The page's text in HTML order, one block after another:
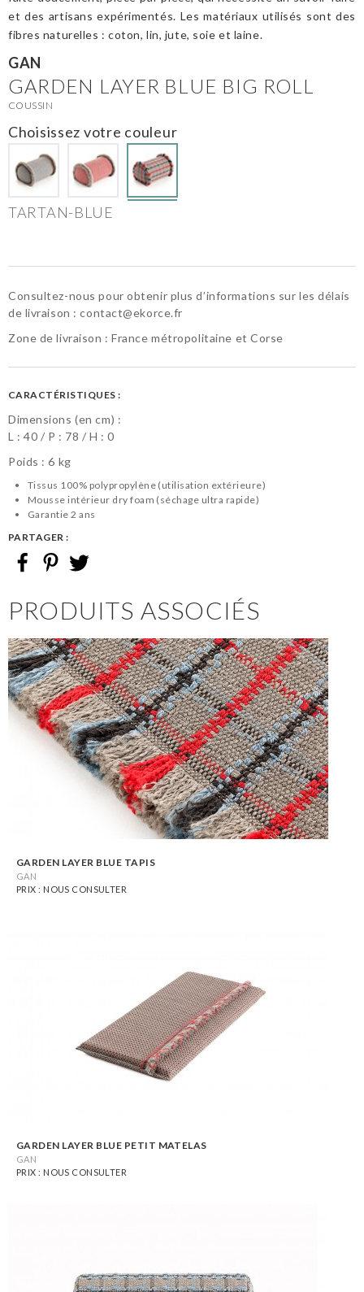
et des artisans expérimentés. Les matériaux utilisés sont des
fibres naturelles : coton, lin, jute, soie et laine.
GARDEN LAYER BLUE BIG ROLL
GAN
COUSSIN
Choisissez votre couleur
TARTAN-BLUE
Consultez-nous pour obtenir plus d’informations sur les délais
de livraison :contact@ekorce.fr
Zone de livraison : France métropolitaine et Corse
CARACTÉRISTIQUES :
Dimensions (en cm) :
L :40 P : 78 H :0
Poids : 6 kg
Tissus 100% polypropylène (utilisation extérieure)
Mousse intérieur dry foam (séchage ultra rapide)
Garantie 2 ans
PARTAGER :
PRODUITS ASSOCIÉS
GARDEN LAYER BLUE TAPIS
GAN
PRIX : NOUS CONSULTER
GARDEN LAYER BLUE PETIT MATELAS
GAN
PRIX : NOUS CONSULTER